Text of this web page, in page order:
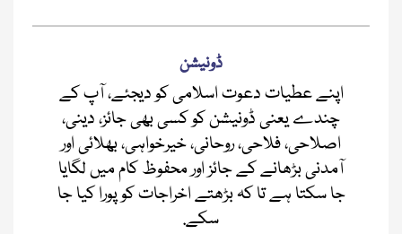
ڈونیشن
اپنے عطیات دعوت اسلامی کو دیجئے، آپ کے
چندے یعنی ڈونیشن کو کسی بھی جائز، دینی،
اصلاحی، فلاحی، روحانی، خیرخواہی، بھلائی اور
آمدنی بڑھانے کے جائز اور محفوظ کام میں لگایا
جا سکتا ہے تا کہ بڑھتے اخراجات کو پورا کیا جا
سکے.